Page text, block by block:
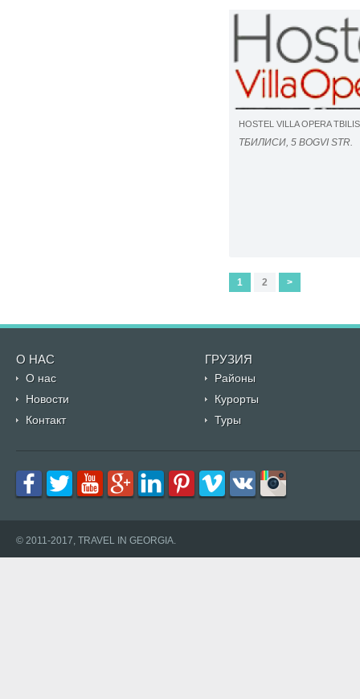
HOSTEL VILLA OPERA
ТБИЛИСИ, 5 BOGVI STR.
1 2 >
О НАС ГРУЗИЯ
О нас
Районы
Новости
Курорты
Контакт
Туры
© 2011-2017, TRAVEL IN GEORGIA.